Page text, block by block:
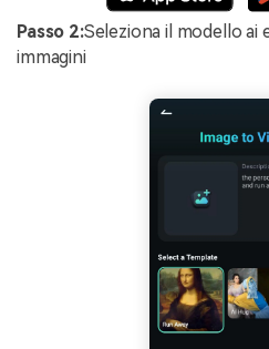
Passo 2:Seleziona il modello ai
immagini